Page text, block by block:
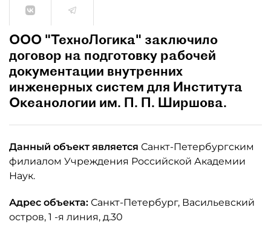
ООО "ТехноЛогика" заключило
договор на подготовку рабочей
документации внутренних
инженерных систем для Института
Океанологии им. П. П. Ширшова.
Данный объект является Санкт-Петербургским
филиалом Учреждения Российской Академии
Наук.
Адрес объекта: Санкт-Петербург, Васильевский
остров, 1 -я линия, д.30